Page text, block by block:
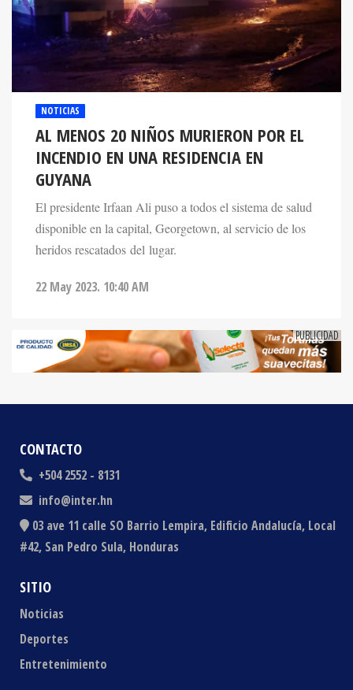
AL MENOS 20 NIÑOS MURIERON POR EL
INCENDIO EN UNA RESIDENCIA EN
GUYANA
El presidente Irfaan Ali puso a todos el sistema de salud
disponible en la capital, Georgetown, al servicio de los
heridos rescatados del lugar.
CONTACTO
+504 2552 - 8131
info@inter.hn
03 ave 11 calle SO Barrio Lempira, Edificio Andalucía, Local
#42, San Pedro Sula, Honduras
SITIO
Noticias
Deportes
Entretenimiento